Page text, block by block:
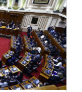
en el
modificar
contrato CAS-
de Salud
votos en contra y
Ley 32566, a fin